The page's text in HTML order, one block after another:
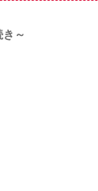
き～